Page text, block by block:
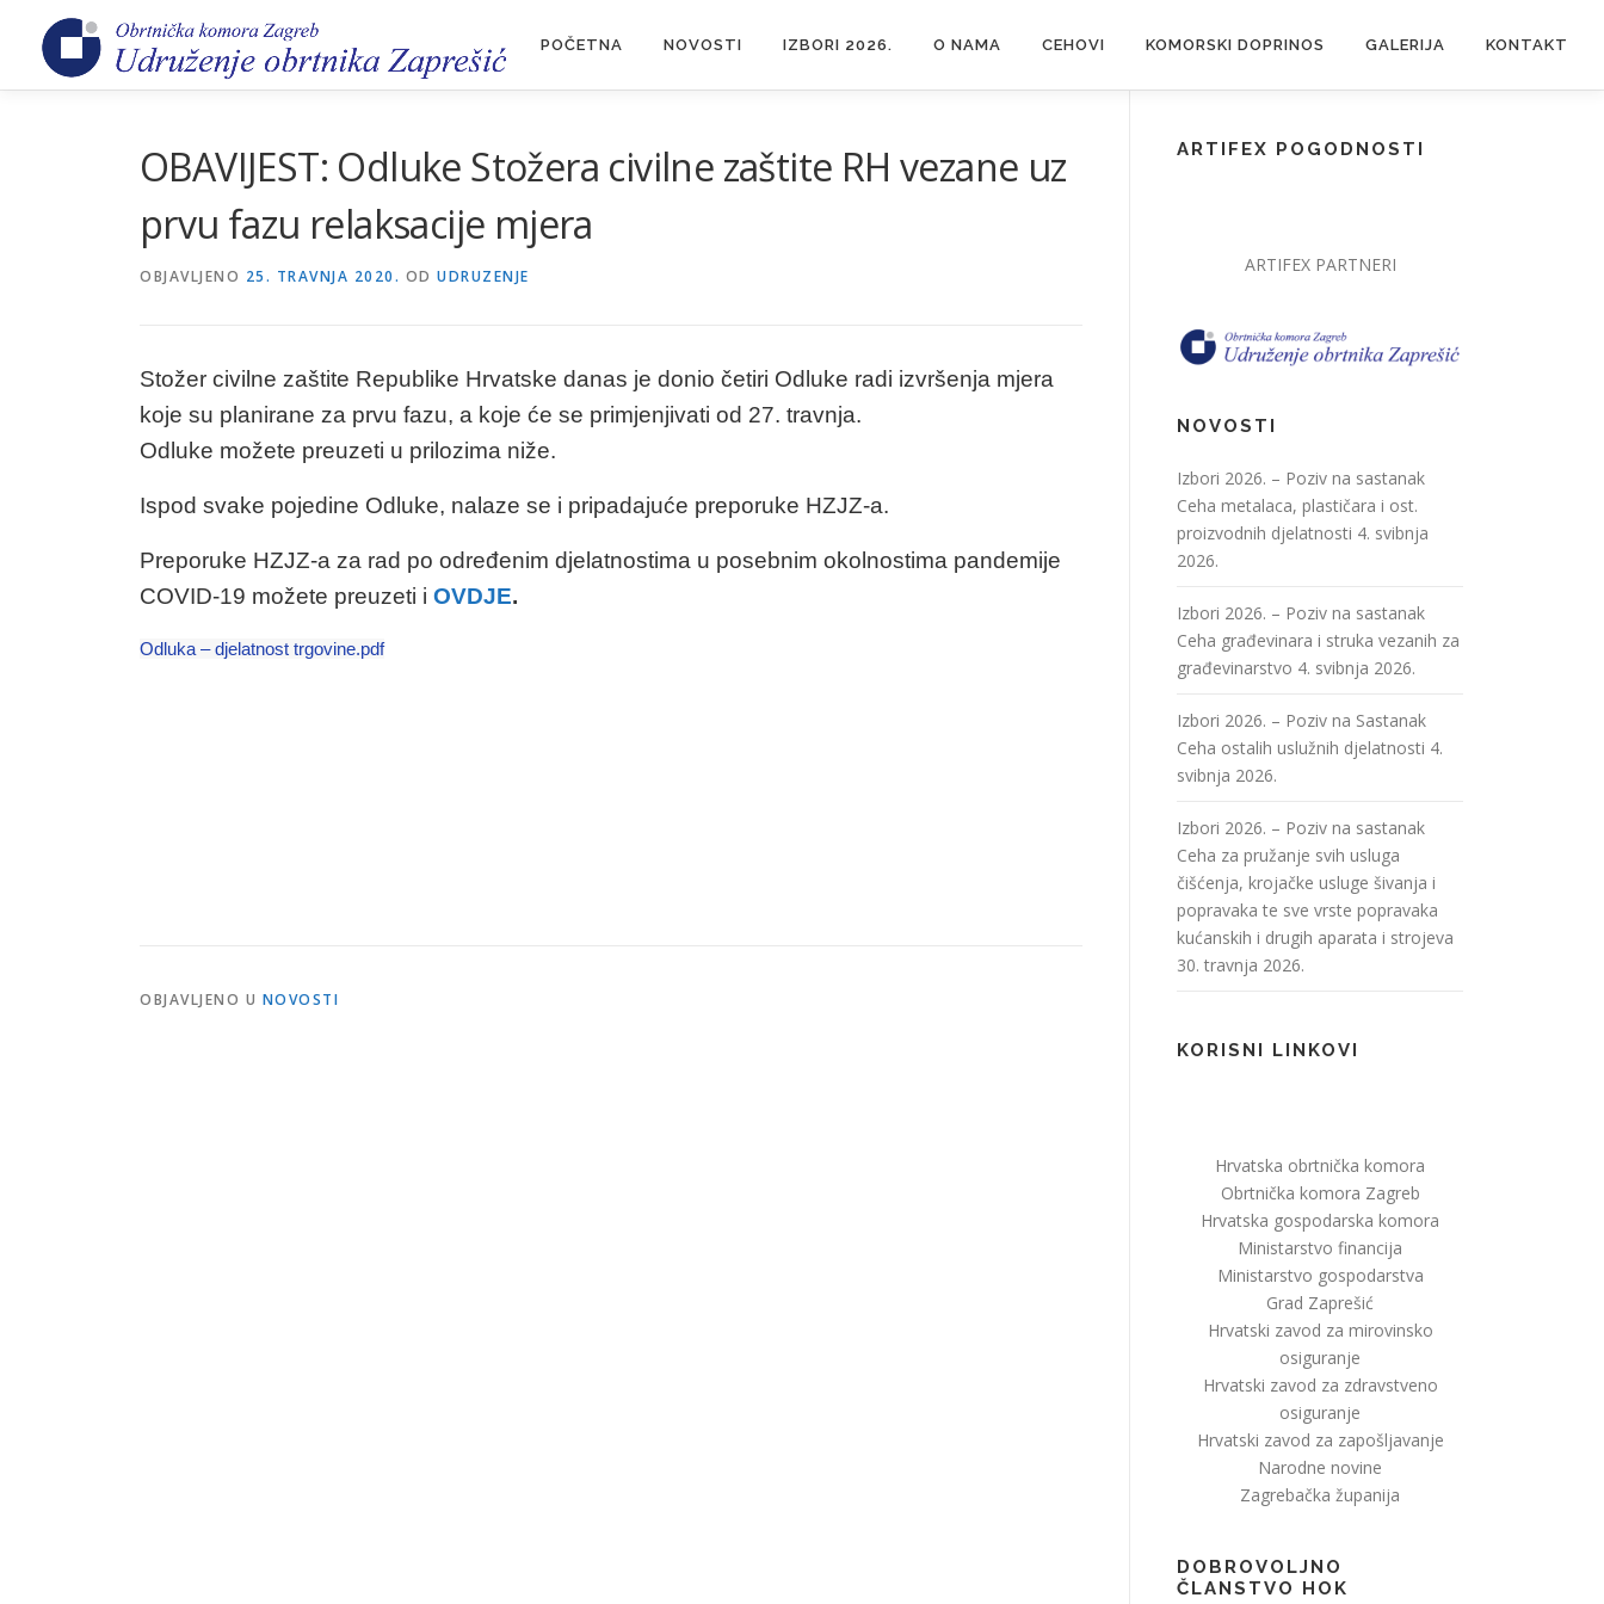
sadržaj
POČETNA NOVOSTI IZBORI 2026. O NAMA CEHOVI KOMORSKI DOPRINOS GALERIJA KONTAKT
OBAVIJEST: Odluke Stožera civilne zaštite RH vezane uz
prvu fazu relaksacije mjera
OBJAVLJENO 25. TRAVNJA 2020. OD UDRUZENJE
Stožer civilne zaštite Republike Hrvatske danas je donio četiri Odluke radi izvršenja mjera
koje su planirane za prvu fazu, a koje će se primjenjivati od 27. travnja.
Odluke možete preuzeti u prilozima niže.
Ispod svake pojedine Odluke, nalaze se i pripadajuće preporuke HZJZ-a.
Preporuke HZJZ-a za rad po određenim djelatnostima u posebnim okolnostima pandemije
COVID-19 možete preuzeti i OVDJE.
Odluka – djelatnost trgovine.pdf
OBJAVLJENO U NOVOSTI
ARTIFEX POGODNOSTI
ARTIFEX PARTNERI
NOVOSTI
Izbori 2026. – Poziv na sastanak
Ceha metalaca, plastičara i ost.
proizvodnih djelatnosti 4. svibnja
2026.
Izbori 2026. – Poziv na sastanak
Ceha građevinara i struka vezanih za
građevinarstvo 4. svibnja 2026.
Izbori 2026. – Poziv na Sastanak
Ceha ostalih uslužnih djelatnosti 4.
svibnja 2026.
Izbori 2026. – Poziv na sastanak
Ceha za pružanje svih usluga
čišćenja, krojačke usluge šivanja i
popravaka te sve vrste popravaka
kućanskih i drugih aparata i strojeva
30. travnja 2026.
KORISNI LINKOVI
Hrvatska obrtnička komora
Obrtnička komora Zagreb
Hrvatska gospodarska komora
Ministarstvo financija
Ministarstvo gospodarstva
Grad Zaprešić
Hrvatski zavod za mirovinsko
osiguranje
Hrvatski zavod za zdravstveno
osiguranje
Hrvatski zavod za zapošljavanje
Narodne novine
Zagrebačka županija
DOBROVOLJNO
ČLANSTVO HOK